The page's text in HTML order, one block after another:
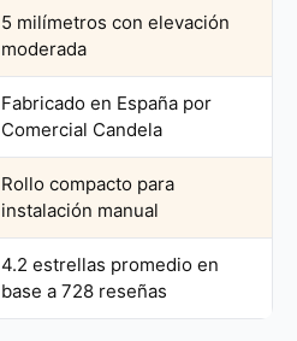
5 milímetros con elevación
moderada
Fabricado en España por
Comercial Candela
Rollo compacto para
instalación manual
4.2 estrellas promedio en
base a 728 reseñas